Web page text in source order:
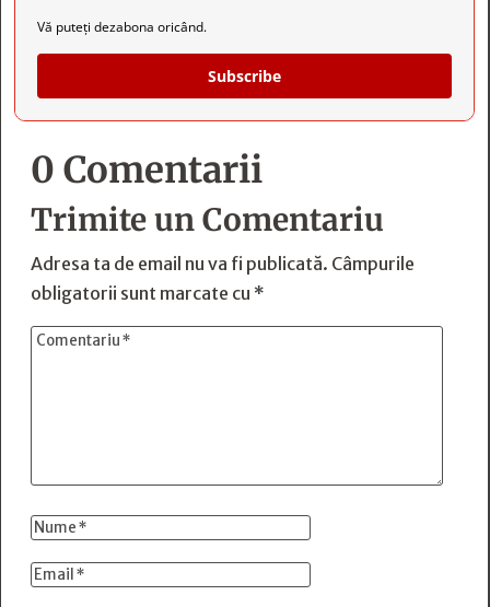
Vă puteți dezabona oricând.
Subscribe
0 Comentarii
Trimite un Comentariu
Adresa ta de email nu va fi publicată. Câmpurile
obligatorii sunt marcate cu *